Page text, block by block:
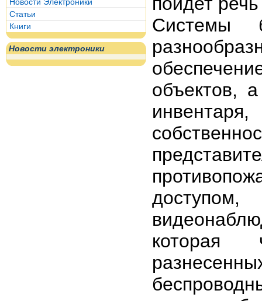
Статьи
Книги
Новости электроники
Системы
объектов,
которая